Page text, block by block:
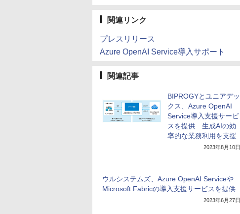
関連リンク
プレスリリース
Azure OpenAI Service導入サポート
関連記事
BIPROGYとユニアデッ
クス、Azure OpenAI
Service導入支援サービ
スを提供 生成AIの効
率的な業務利用を支援
2023年8月10日
ウルシステムズ、Azure OpenAI Serviceや
Microsoft Fabricの導入支援サービスを提供
2023年6月27日